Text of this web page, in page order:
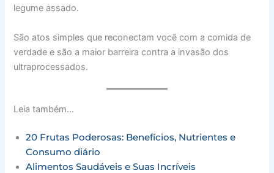
legume assado.
São atos simples que reconectam você com a comida de
verdade e são a maior barreira contra a invasão dos
ultraprocessados.
Leia também…
20 Frutas Poderosas: Benefícios, Nutrientes e
Consumo diário
Alimentos Saudáveis e Suas Incríveis